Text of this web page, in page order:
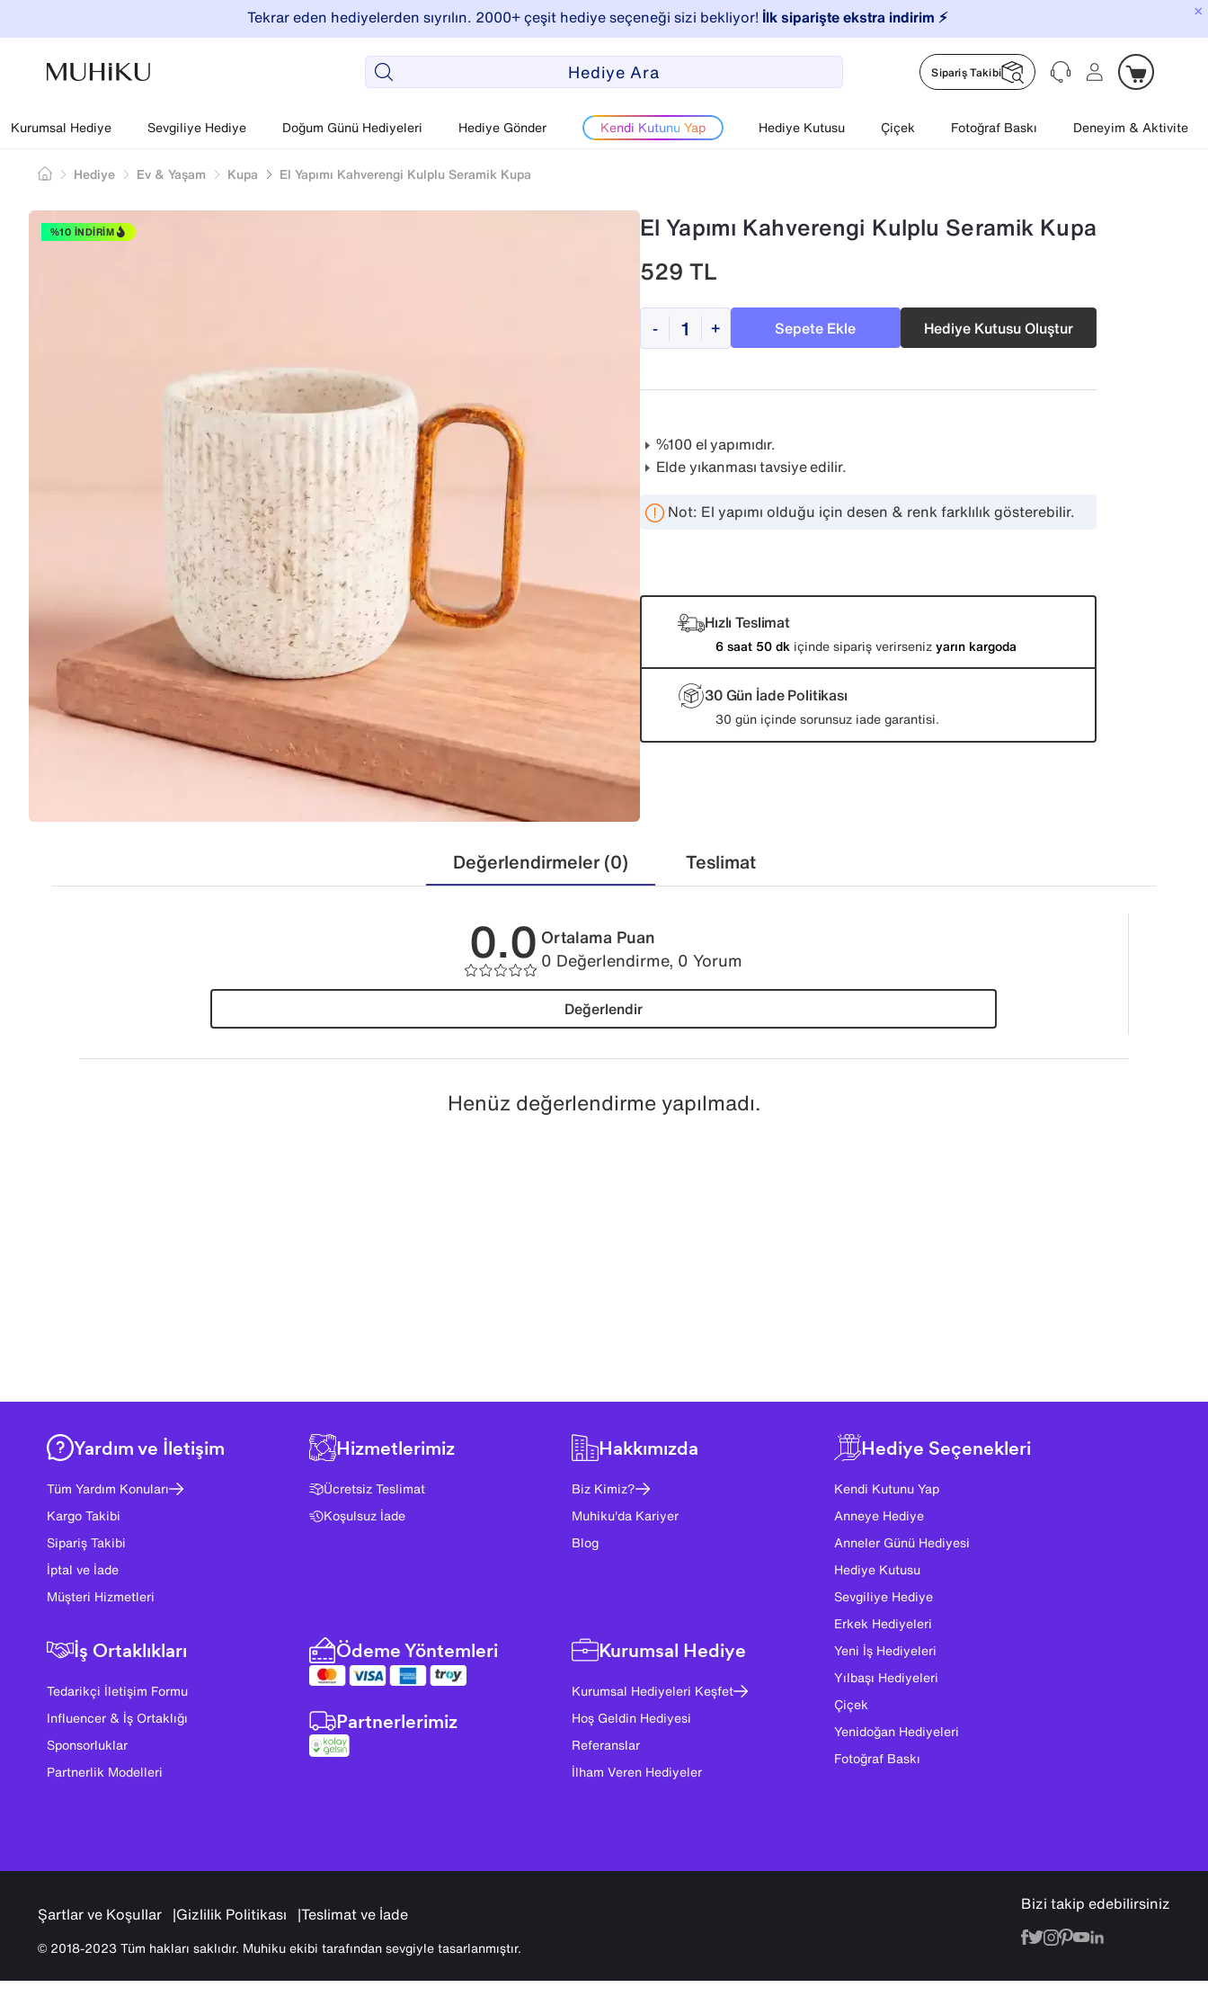
×
Tekrar eden hediyelerden sıyrılın. 2000+ çeşit hediye seçeneği sizi bekliyor! İlk siparişte ekstra indirim ⚡️
Sipariş Takibi
Kurumsal Hediye Sevgiliye Hediye Doğum Günü Hediyeleri Hediye Gönder Kendi Kutunu Yap Hediye Kutusu Çiçek Fotoğraf Baskı Deneyim & Aktivite
Hediye Ev & Yaşam Kupa El Yapımı Kahverengi Kulplu Seramik Kupa
%10 İNDIRIM
El Yapımı Kahverengi Kulplu Seramik Kupa
529 TL
- + Sepete Ekle Hediye Kutusu Oluştur
%100 el yapımıdır.
Elde yıkanması tavsiye edilir.
Not: El yapımı olduğu için desen & renk farklılık gösterebilir.
Hızlı Teslimat
6 saat 50 dk içinde sipariş verirsenizyarın kargoda
30 Gün İade Politikası
30 gün içinde sorunsuz iade garantisi.
Değerlendirmeler (0) Teslimat
0.0 Ortalama Puan
0 Değerlendirme, 0 Yorum
Değerlendir
Henüz değerlendirme yapılmadı.
Yardım ve İletişim
Tüm Yardım Konuları
Kargo Takibi
Sipariş Takibi
İptal ve İade
Müşteri Hizmetleri
İş Ortaklıkları
Tedarikçi İletişim Formu
Influencer & İş Ortaklığı
Sponsorluklar
Partnerlik Modelleri
Hizmetlerimiz
Ücretsiz Teslimat
Koşulsuz İade
Ödeme Yöntemleri
Partnerlerimiz
Hakkımızda
Biz Kimiz?
Muhiku'da Kariyer
Blog
Kurumsal Hediye
Kurumsal Hediyeleri Keşfet
Hoş Geldin Hediyesi
Referanslar
İlham Veren Hediyeler
Hediye Seçenekleri
Kendi Kutunu Yap
Anneye Hediye
Anneler Günü Hediyesi
Hediye Kutusu
Sevgiliye Hediye
Erkek Hediyeleri
Yeni İş Hediyeleri
Yılbaşı Hediyeleri
Çiçek
Yenidoğan Hediyeleri
Fotoğraf Baskı
Şartlar ve Koşullar Gizlilik Politikası Teslimat ve İade
© 2018-2023 Tüm hakları saklıdır. Muhiku ekibi tarafından sevgiyle tasarlanmıştır.
Bizi takip edebilirsiniz